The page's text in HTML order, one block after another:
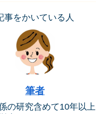
事をかいている人
筆者
の研究含めて10年以上